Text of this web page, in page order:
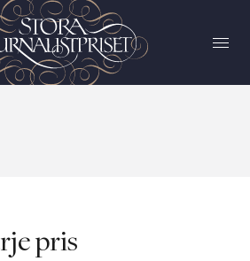
pris